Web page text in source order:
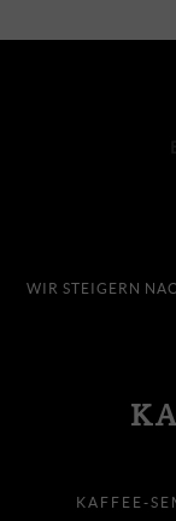
WIR STEIGERN
KAFFEE-